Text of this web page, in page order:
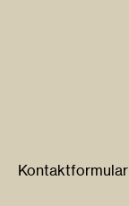
Kontaktformular